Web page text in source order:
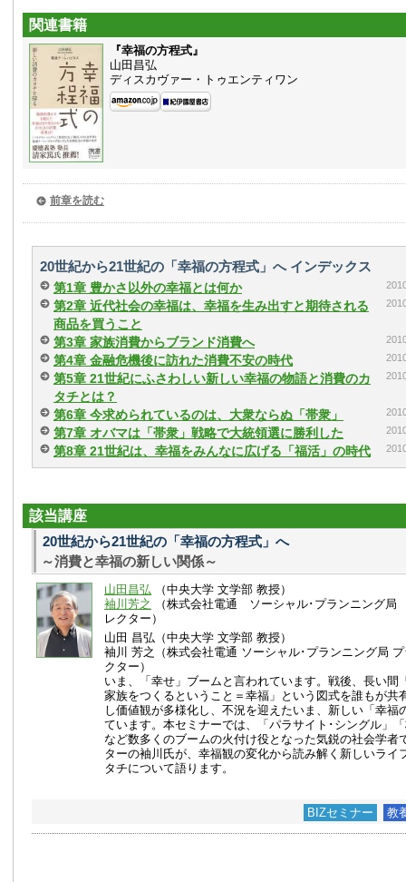
関連書籍
『幸福の方程式』
山田昌弘
ディスカヴァー・トゥエンティワン
前章を読む
20世紀から21世紀の「幸福の方程式」へ インデックス
第1章 豊かさ以外の幸福とは何か
第2章 近代社会の幸福は、幸福を生み出すと期待される
商品を買うこと
第3章 家族消費からブランド消費へ
第4章 金融危機後に訪れた消費不安の時代
第5章 21世紀にふさわしい新しい幸福の物語と消費のカ
タチとは？
第6章 今求められているのは、大衆ならぬ「帯衆」
第7章 オバマは「帯衆」戦略で大統領選に勝利した
第8章 21世紀は、幸福をみんなに広げる「福活」の時代
該当講座
20世紀から21世紀の「幸福の方程式」へ
～消費と幸福の新しい関係～
山田昌弘 （中央大学 文学部 教授）
袖川芳之
（株式会社電通 ソーシャル･プランニング局
レクター）
山田 昌弘（中央大学 文学部 教授）
袖川 芳之（株式会社電通 ソーシャル･プランニング局
クター）
いま、「幸せ」ブームと言われています。戦後、長い間
家族をつくるということ＝幸福」という図式を誰もが共
し価値観が多様化し、不況を迎えたいま、新しい「幸福
ています。本セミナーでは、「パラサイト･シングル」
など数多くのブームの火付け役となった気鋭の社会学者
ターの袖川氏が、幸福観の変化から読み解く新しいライ
タチについて語ります。
BIZセミナー 教